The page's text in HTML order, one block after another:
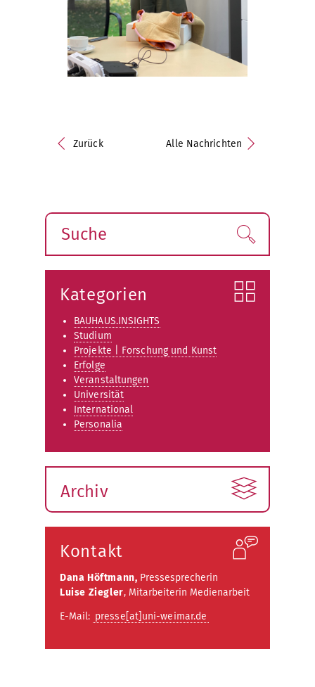
Zurück Alle Nachrichten
Suche Finden!
Kategorien
BAUHAUS.INSIGHTS
Studium
Projekte | Forschung und Kunst
Erfolge
Veranstaltungen
Universität
International
Personalia
Archiv
Kontakt
Dana Höftmann, Pressesprecherin
Luise Ziegler, Mitarbeiterin Medienarbeit
E-Mail: presse[at]uni-weimar.de